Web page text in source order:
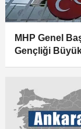
MHP Genel
Gençliği